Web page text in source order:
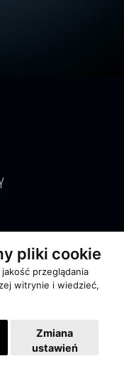
pliki cookie
przeglądania
witrynie i wiedzieć,
Zmiana
ustawień